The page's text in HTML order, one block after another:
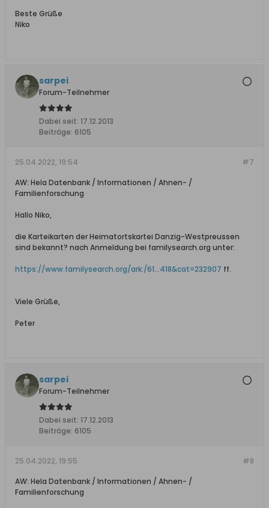
Beste Grüße
Niko
sarpei
Forum-Teilnehmer
Dabei seit: 17.12.2013
Beiträge: 6105
#7
25.04.2022, 19:54
AW: Hela Datenbank / Informationen / Ahnen- /
Familienforschung
Hallo Niko,
die Karteikarten der Heimatortskartei Danzig-Westpreussen
sind bekannt? nach Anmeldung bei familysearch.org unter:
https://www.familysearch.org/ark:/61...418&cat=232907 ff.
Viele Grüße,
Peter
sarpei
Forum-Teilnehmer
Dabei seit: 17.12.2013
Beiträge: 6105
#8
25.04.2022, 19:55
AW: Hela Datenbank / Informationen / Ahnen- /
Familienforschung